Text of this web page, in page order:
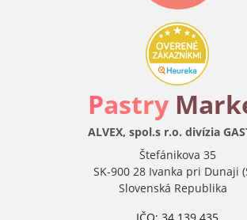
Pastry
ALVEX, spol.s r.o. divízia
Štefánikova 35
SK-900 28 Ivanka pri Dunaji
Slovenská Republika